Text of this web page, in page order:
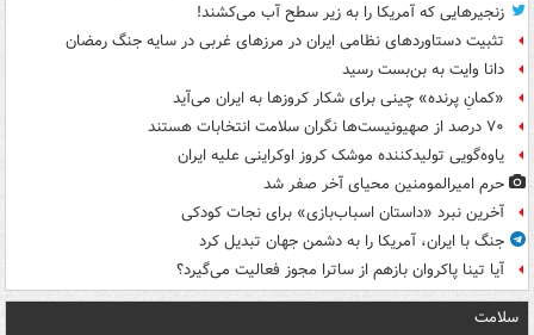
زنجیرهایی که آمریکا را به زیر سطح آب می‌کشند!
تثبیت دستاوردهای نظامی ایران در مرزهای غربی در سایه جنگ رمضان
دانا وایت به بن‌بست رسید
«کمانِ پرنده» چینی برای شکار کروزها به ایران می‌آید
۷۰ درصد از صهیونیست‌ها نگران سلامت انتخابات هستند
یاوه‌گویی تولیدکننده موشک کروز اوکراینی علیه ایران
حرم امیرالمومنین محیای آخر صفر شد
آخرین نبرد «داستان اسباب‌بازی» برای نجات کودکی
جنگ با ایران، آمریکا را به دشمن جهان تبدیل کرد
آیا تینا پاکروان بازهم از ساترا مجوز فعالیت می‌گیرد؟
سلامت